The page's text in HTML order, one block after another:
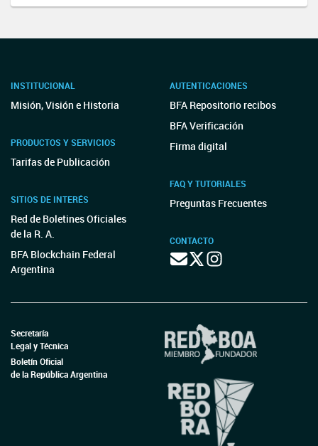
INSTITUCIONAL
Misión, Visión e Historia
PRODUCTOS Y SERVICIOS
Tarifas de Publicación
SITIOS DE INTERÉS
Red de Boletines Oficiales
de la R. A.
BFA Blockchain Federal
Argentina
AUTENTICACIONES
BFA Repositorio recibos
BFA Verificación
Firma digital
FAQ Y TUTORIALES
Preguntas Frecuentes
CONTACTO
Secretaría
Legal y Técnica
Boletín Oficial
de la República Argentina